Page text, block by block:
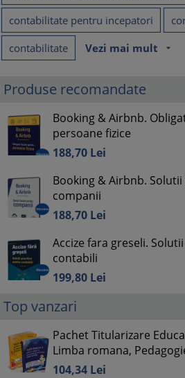
contabilitate pentru incepatori
contabilitate
Vezi mai mult arrow_drop_down
Produse recomandate
Booking & Airbnb.
persoane fizice
188,70 Lei
Booking & Airbnb.
companii
188,70 Lei
Accize fara greseli.
contabili
199,80 Lei
Top vanzari
Pachet Titularizare
Limba romana,
104,34 Lei